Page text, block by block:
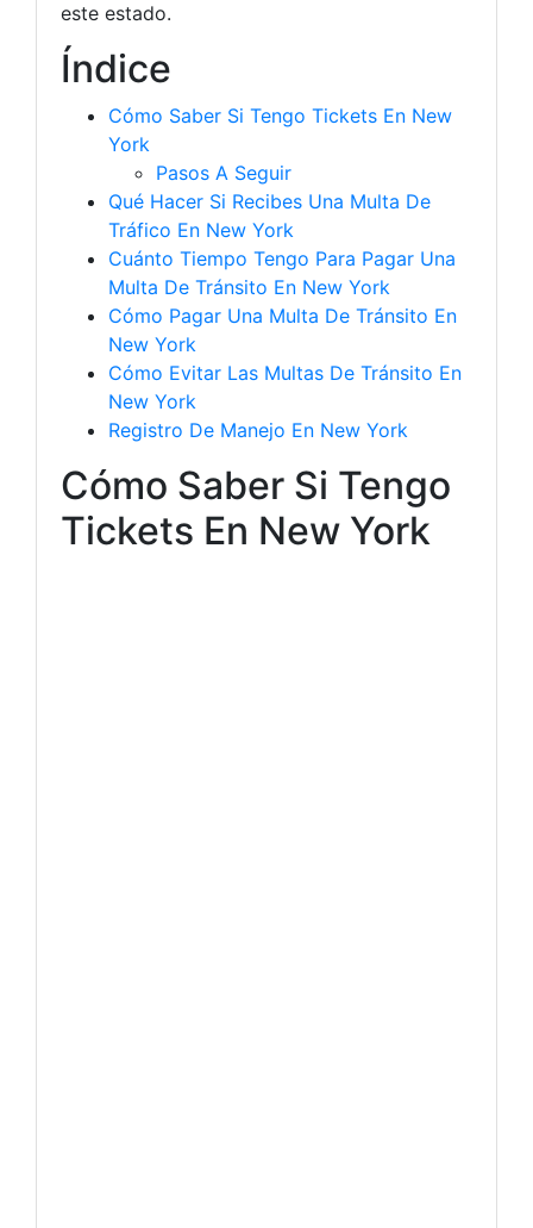
este estado.
Índice
Cómo Saber Si Tengo Tickets En New
York
Pasos A Seguir
Qué Hacer Si Recibes Una Multa De
Tráfico En New York
Cuánto Tiempo Tengo Para Pagar Una
Multa De Tránsito En New York
Cómo Pagar Una Multa De Tránsito En
New York
Cómo Evitar Las Multas De Tránsito En
New York
Registro De Manejo En New York
Cómo Saber Si Tengo
Tickets En New York